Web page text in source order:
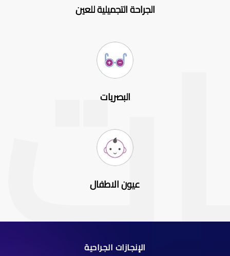
الجراحة التجميلية للعين
البصريات
عيون الاطفال
الإنجازات الجراحية